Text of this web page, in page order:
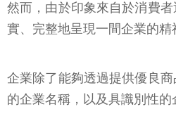
然而，由於印象來自於消費
實、完整地呈現一間企業的
企業除了能夠透過提供優良
的企業名稱，以及具識別性